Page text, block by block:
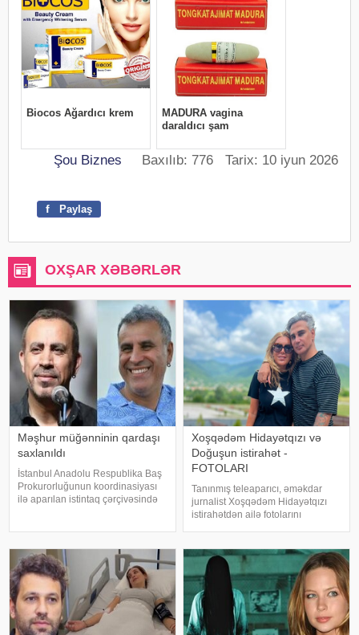
Şou Biznes Baxılıb: 776 Tarix: 10 iyun 2026
f Paylaş
OXŞAR XƏBƏRLƏR
Məşhur müğənninin qardaşı
saxlanıldı
İstanbul Anadolu Respublika Baş
Prokurorluğunun koordinasiyası
ilə aparılan istintaq çərçivəsində
vaxtda həyata keçirilə
Xoşqədəm Hidayətqızı və
Doğuşun istirahət -
FOTOLARI
Tanınmış teleaparıcı, əməkdar
jurnalist Xoşqədəm Hidayətqızı
istirahətdən ailə fotolarını
başlığını yazıb. Fotolar böyük
maraqla qarşılanıb. Həmi